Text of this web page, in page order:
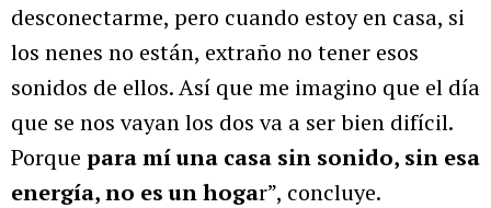
desconectarme, pero cuando estoy en casa, si
los nenes no están, extraño no tener esos
sonidos de ellos. Así que me imagino que el día
que se nos vayan los dos va a ser bien difícil.
Porque para mí una casa sin sonido, sin esa
energía, no es un hogar”, concluye.